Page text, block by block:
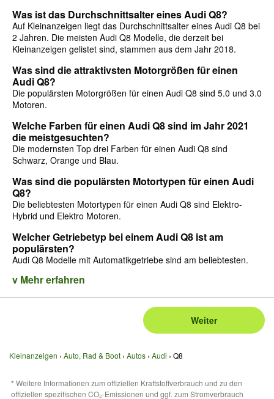
Was ist das Durchschnittsalter eines Audi Q8?
Auf Kleinanzeigen liegt das Durchschnittsalter eines Audi Q8 bei
2 Jahren. Die meisten Audi Q8 Modelle, die derzeit bei
Kleinanzeigen gelistet sind, stammen aus dem Jahr 2018.
Was sind die attraktivsten Motorgrößen für einen
Audi Q8?
Die populärsten Motorgrößen für einen Audi Q8 sind 5.0 und 3.0
Motoren.
Welche Farben für einen Audi Q8 sind im Jahr 2021
die meistgesuchten?
Die modernsten Top drei Farben für einen Audi Q8 sind
Schwarz, Orange und Blau.
Was sind die populärsten Motortypen für einen Audi
Q8?
Die beliebtesten Motortypen für einen Audi Q8 sind Elektro-
Hybrid und Elektro Motoren.
Welcher Getriebetyp bei einem Audi Q8 ist am
populärsten?
Audi Q8 Modelle mit Automatikgetriebe sind am beliebtesten.
v Mehr erfahren
Weiter
Kleinanzeigen Auto, Rad & Boot Autos Audi Q8
* Weitere Informationen zum offiziellen Kraftstoffverbrauch und zu den
offiziellen spezifischen CO₂-Emissionen und ggf. zum Stromverbrauch